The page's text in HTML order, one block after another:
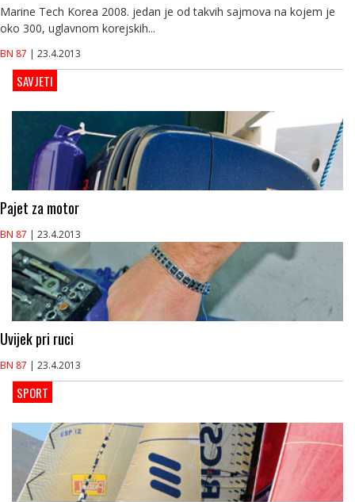
Marine Tech Korea 2008. jedan je od takvih sajmova na kojem je
oko 300, uglavnom korejskih...
BN 87 | 23.4.2013
SAVJETI
Pajet za motor
BN 87 | 23.4.2013
Uvijek pri ruci
BN 87 | 23.4.2013
SPORT